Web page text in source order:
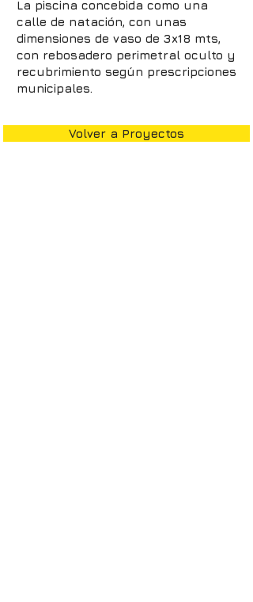
La piscina concebida como una
calle de natación, con unas
dimensiones de vaso de 3x18 mts,
con rebosadero perimetral oculto y
recubrimiento según prescripciones
municipales.
Volver a Proyectos